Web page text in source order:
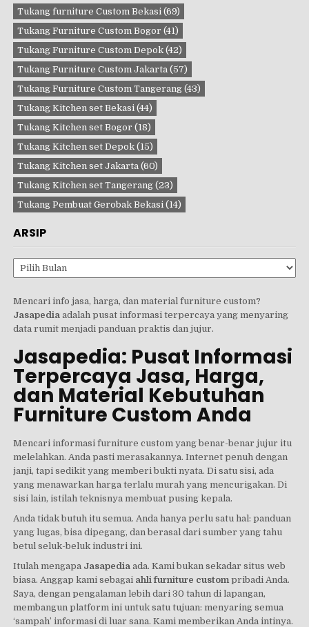
Tukang furniture Custom Bekasi (69)
Tukang Furniture Custom Bogor (41)
Tukang Furniture Custom Depok (42)
Tukang Furniture Custom Jakarta (57)
Tukang Furniture Custom Tangerang (43)
Tukang Kitchen set Bekasi (44)
Tukang Kitchen set Bogor (18)
Tukang Kitchen set Depok (15)
Tukang Kitchen set Jakarta (60)
Tukang Kitchen set Tangerang (23)
Tukang Pembuat Gerobak Bekasi (14)
ARSIP
Arsip
Mencari info jasa, harga, dan material furniture custom?
Jasapedia adalah pusat informasi terpercaya yang menyaring
data rumit menjadi panduan praktis dan jujur.
Jasapedia: Pusat Informasi
Terpercaya Jasa, Harga,
dan Material Kebutuhan
Furniture Custom Anda
Mencari informasi furniture custom yang benar-benar jujur itu
melelahkan. Anda pasti merasakannya. Internet penuh dengan
janji, tapi sedikit yang memberi bukti nyata. Di satu sisi, ada
yang menawarkan harga terlalu murah yang mencurigakan. Di
sisi lain, istilah teknisnya membuat pusing kepala.
Anda tidak butuh itu semua. Anda hanya perlu satu hal: panduan
yang lugas, bisa dipegang, dan berasal dari sumber yang tahu
betul seluk-beluk industri ini.
Itulah mengapa Jasapedia ada. Kami bukan sekadar situs web
biasa. Anggap kami sebagai ahli furniture custom pribadi Anda.
Saya, dengan pengalaman lebih dari 30 tahun di lapangan,
membangun platform ini untuk satu tujuan: menyaring semua
‘sampah’ informasi di luar sana. Kami memberikan Anda intinya.